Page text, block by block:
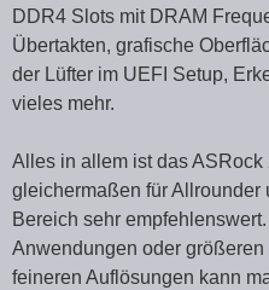
DDR4 Slots mit DRAM
Übertakten, grafische
der Lüfter im UEFI Setup,
vieles mehr.
Alles in allem ist das ASRock
gleichermaßen für Allrounder
Bereich sehr
Anwendungen oder größeren
feineren Auflösungen kann